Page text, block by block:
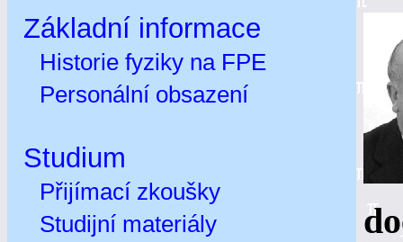
Základní informace
Historie fyziky na FPE
Personální obsazení
Studium
Přijímací zkoušky
Studijní materiály